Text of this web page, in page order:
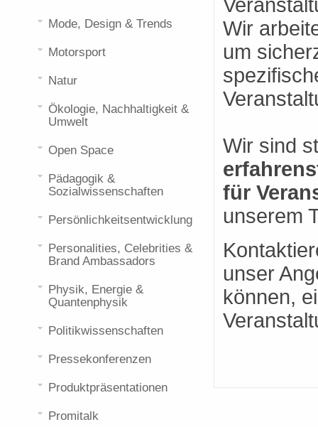
Wir
um
Wir sind
für
unserem
unser
können,
Mode, Design & Trends
Motorsport
Natur
Ökologie, Nachhaltigkeit &
Umwelt
Open Space
Pädagogik &
Sozialwissenschaften
Persönlichkeitsentwicklung
Personalities, Celebrities &
Brand Ambassadors
Physik, Energie &
Quantenphysik
Politikwissenschaften
Pressekonferenzen
Produktpräsentationen
Promitalk